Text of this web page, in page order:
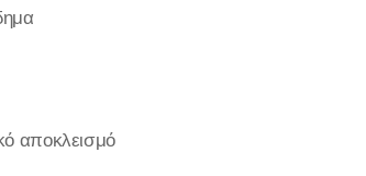
αποκλεισμό